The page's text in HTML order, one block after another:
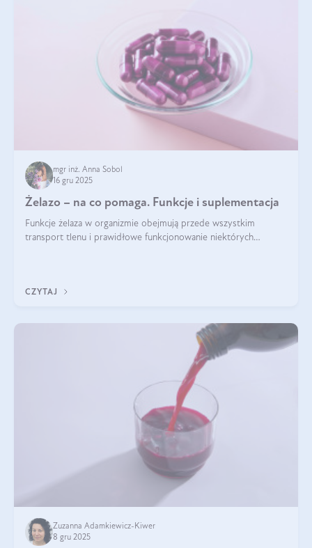
mgr inż. Anna Sobol
16 gru 2025
Żelazo – na co pomaga. Funkcje i suplementacja
Funkcje żelaza w organizmie obejmują przede wszystkim
transport tlenu i prawidłowe funkcjonowanie niektórych
CZYTAJ
Zuzanna Adamkiewicz-Kiwer
8 gru 2025